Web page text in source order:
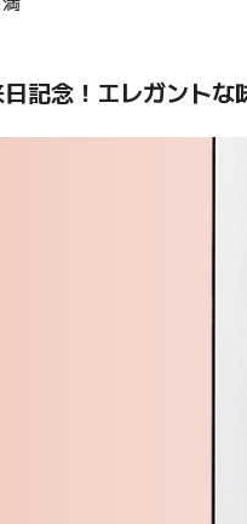
日記念！エレガント